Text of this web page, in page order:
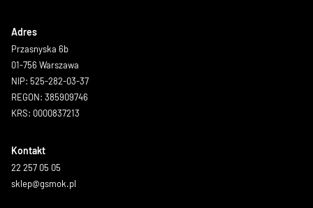
Adres
Przasnyska 6b
01-756 Warszawa
NIP: 525-282-03-37
REGON: 385909746
KRS: 0000837213
Kontakt
22 257 05 05
sklep@gsmok.pl